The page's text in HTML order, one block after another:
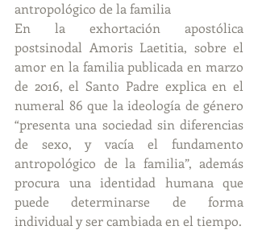
antropológico de la familia
En la exhortación apostólica
postsinodal Amoris Laetitia, sobre el
amor en la familia publicada en marzo
de 2016, el Santo Padre explica en el
numeral 86 que la ideología de género
“presenta una sociedad sin diferencias
de sexo, y vacía el fundamento
antropológico de la familia”, además
procura una identidad humana que
puede determinarse de forma
individual y ser cambiada en el tiempo.